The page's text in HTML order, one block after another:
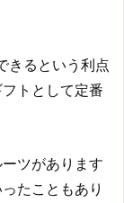
きるという利点
トとして定番
ツがあります
たこともあり